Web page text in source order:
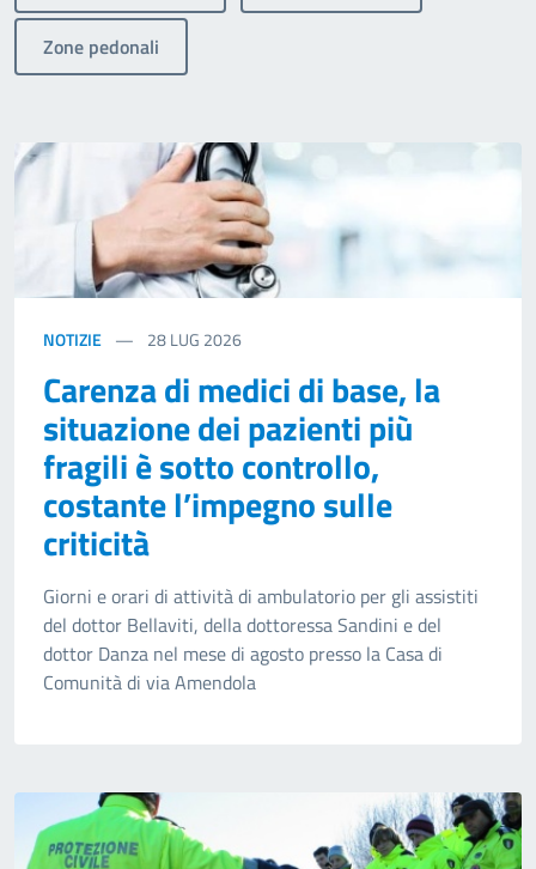
Zone pedonali
NOTIZIE 28LUG 2026
Carenza di medici di base, la
situazione dei pazienti più
fragili è sotto controllo,
costante l’impegno sulle
criticità
Giorni e orari di attività di ambulatorio per gli assistiti
del dottor Bellaviti, della dottoressa Sandini e del
dottor Danza nel mese di agosto presso la Casa di
Comunità di via Amendola